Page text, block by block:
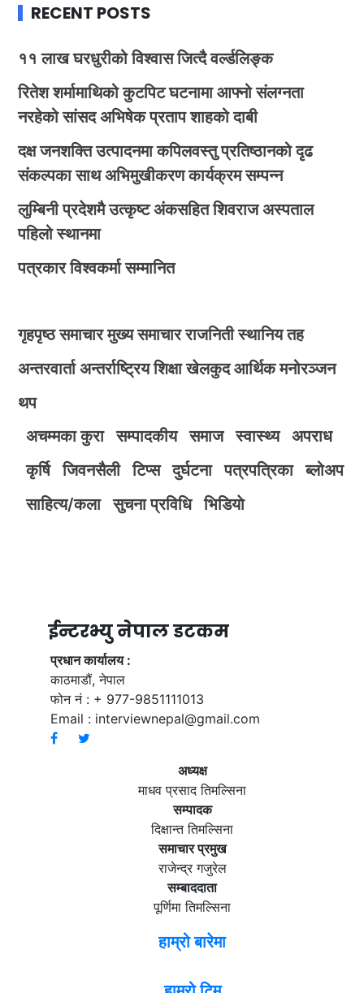
RECENT POSTS
११ लाख घरधुरीको विश्वास जित्दै वर्ल्डलिङ्क
रितेश शर्मामाथिको कुटपिट घटनामा आफ्नो संलग्नता
नरहेको सांसद अभिषेक प्रताप शाहको दाबी
दक्ष जनशक्ति उत्पादनमा कपिलवस्तु प्रतिष्ठानको दृढ
संकल्पका साथ अभिमुखीकरण कार्यक्रम सम्पन्न
लुम्बिनी प्रदेशमै उत्कृष्ट अंकसहित शिवराज अस्पताल
पहिलो स्थानमा
पत्रकार विश्वकर्मा सम्मानित
गृहपृष्ठ समाचार मुख्य समाचार राजनिती स्थानिय तह
अन्तरवार्ता अन्तर्राष्ट्रिय शिक्षा खेलकुद आर्थिक मनोरञ्जन
थप
अचम्मका कुरा
सम्पादकीय समाज स्वास्थ्य
अपराध
कृर्षि
जिवनसैली टिप्स दुर्घटना पत्रपत्रिका
ब्लोअप
साहित्य/कला
सुचना प्रविधि भिडियाे
ईन्टरभ्यु नेपाल डटकम
प्रधान कार्यालय :
काठमाडौं, नेपाल
फोन नं : + 977-9851111013
Email : interviewnepal@gmail.com
अध्यक्ष
माधव प्रसाद तिमल्सिना
सम्पादक
दिक्षान्त तिमल्सिना
समाचार प्रमुख
राजेन्द्र गजुरेल
सम्बाददाता
पूर्णिमा तिमल्सिना
हाम्रो बारेमा